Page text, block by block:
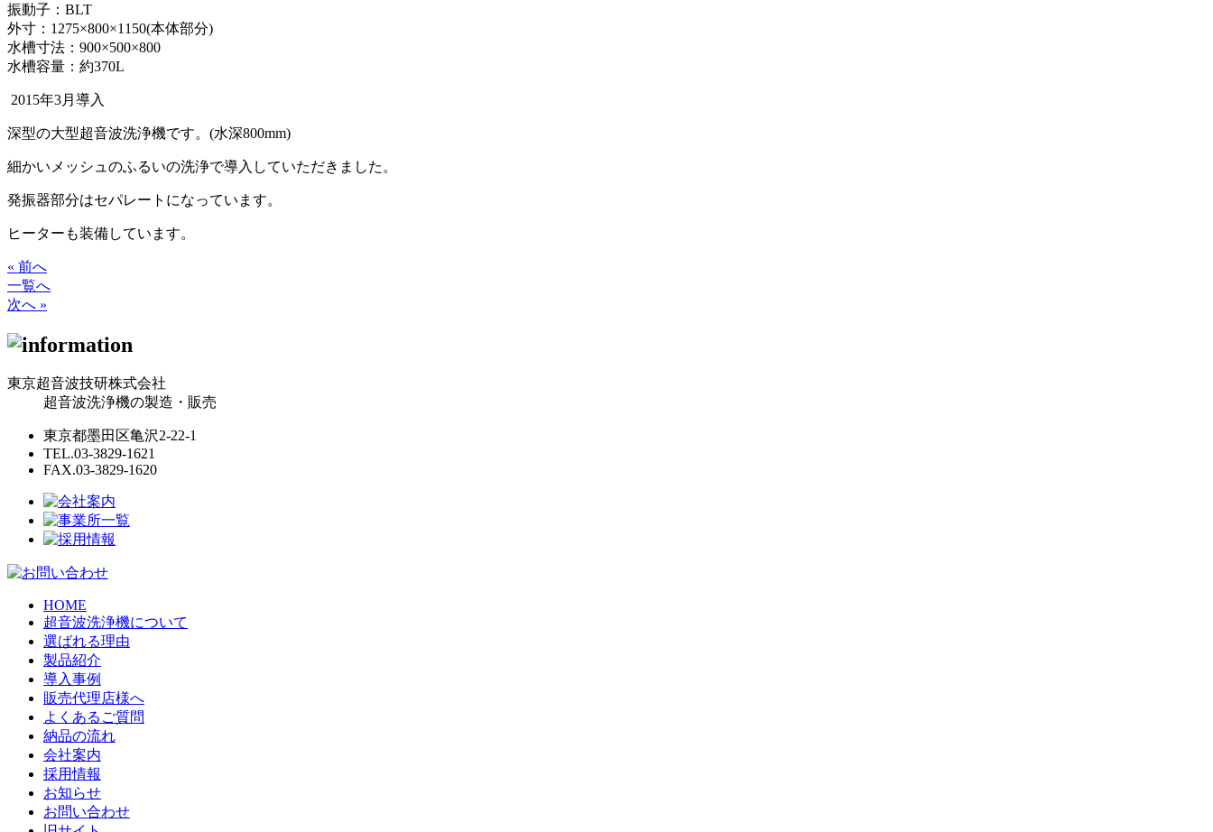
振動子：BLT
外寸：1275×800×1150(本体部分)
水槽寸法：900×500×800
水槽容量：約370L
2015年3月導入
深型の大型超音波洗浄機です。(水深800mm)
細かいメッシュのふるいの洗浄で導入していただきました。
発振器部分はセパレートになっています。
ヒーターも装備しています。
« 前へ
一覧へ
次へ »
東京超音波技研株式会社
超音波洗浄機の製造・販売
東京都墨田区亀沢2-22-1
TEL.03-3829-1621
FAX.03-3829-1620
HOME
超音波洗浄機について
選ばれる理由
製品紹介
導入事例
販売代理店様へ
よくあるご質問
納品の流れ
会社案内
採用情報
お知らせ
お問い合わせ